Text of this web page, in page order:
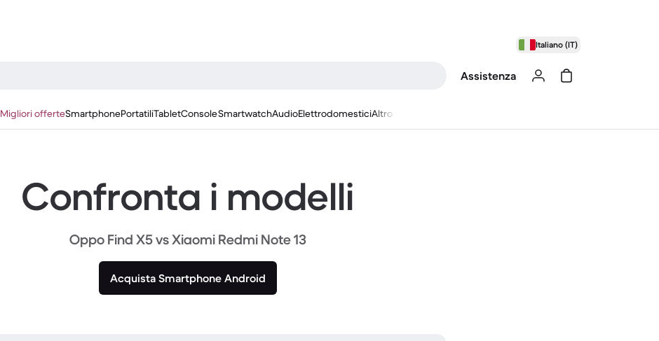
Italiano (IT)
Assistenza
Migliori offerteSmartphonePortatiliTabletConsoleSmartwatchAudioElettrodomesticiAltro
Confronta i modelli
Oppo Find X5 vs Xiaomi Redmi Note 13
Acquista Smartphone Android